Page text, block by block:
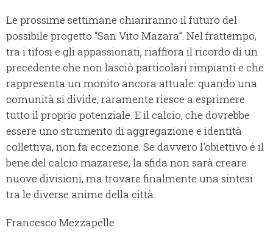
Le prossime settimane chiariranno il futuro del
possibile progetto “San Vito Mazara”. Nel frattempo,
tra i tifosi e gli appassionati, riaffiora il ricordo di un
precedente che non lasciò particolari rimpianti e che
rappresenta un monito ancora attuale: quando una
comunità si divide, raramente riesce a esprimere
tutto il proprio potenziale. E il calcio, che dovrebbe
essere uno strumento di aggregazione e identità
collettiva, non fa eccezione. Se davvero l'obiettivo è il
bene del calcio mazarese, la sfida non sarà creare
nuove divisioni, ma trovare finalmente una sintesi
tra le diverse anime della città.
Francesco Mezzapelle